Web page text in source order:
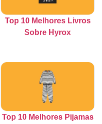
Top 10 Melhores Livros
Sobre Hyrox
Top 10 Melhores Pijamas